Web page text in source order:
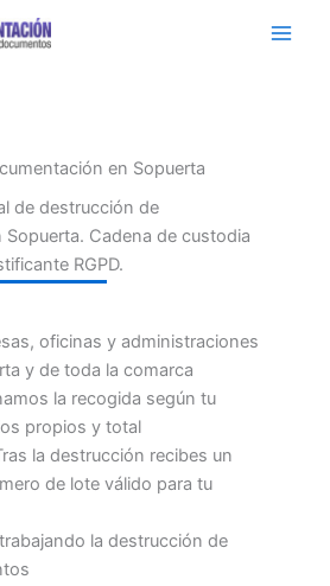
en Sopuerta
de destrucción de
Cadena de custodia
RGPD.
oficinas y administraciones
y de toda la comarca
la recogida según tu
propios y total
la destrucción recibes un
de lote válido para tu
la destrucción de